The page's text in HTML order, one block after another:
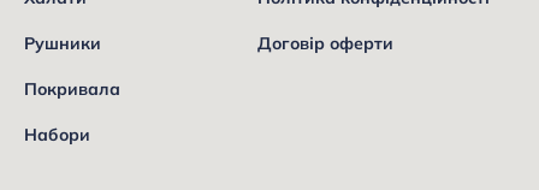
Рушники
Покривала
Набори
Договір оферти